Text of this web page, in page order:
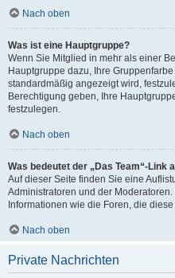
Nach oben
Was ist eine Hauptgruppe?
Wenn Sie Mitglied in mehr als einer
Hauptgruppe dazu, Ihre
standardmäßig angezeigt wird,
Berechtigung geben, Ihre
festzulegen.
Nach oben
Was bedeutet der „Das Team“-Link
Auf dieser Seite finden Sie eine
Administratoren und der
Informationen wie die Foren, die
Nach oben
Private Nachrichten